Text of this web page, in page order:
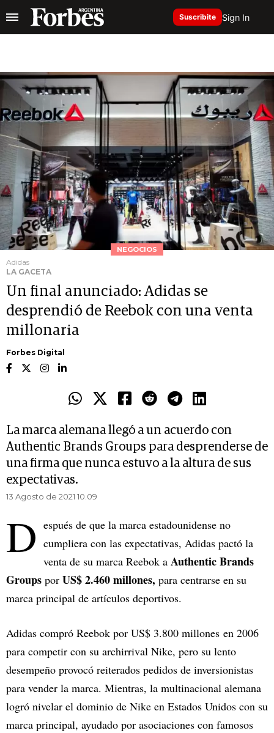
Suscribite Sign In
NEGOCIOS
Adidas
LA GACETA
Un final anunciado: Adidas se
desprendió de Reebok con una venta
millonaria
Forbes Digital
La marca alemana llegó a un acuerdo con
Authentic Brands Groups para desprenderse de
una firma que nunca estuvo a la altura de sus
expectativas.
13 Agosto de 2021 10.09
D espués de que la marca estadounidense no
cumpliera con las expectativas, Adidas pactó la
venta de su marca Reebok a Authentic Brands
Groups por US$ 2.460 millones, para centrarse en su
marca principal de artículos deportivos.
Adidas compró Reebok por US$ 3.800 millones en 2006
para competir con su archirrival Nike, pero su lento
desempeño provocó reiterados pedidos de inversionistas
para vender la marca. Mientras, la multinacional alemana
logró nivelar el dominio de Nike en Estados Unidos con su
marca principal, ayudado por asociaciones con famosos